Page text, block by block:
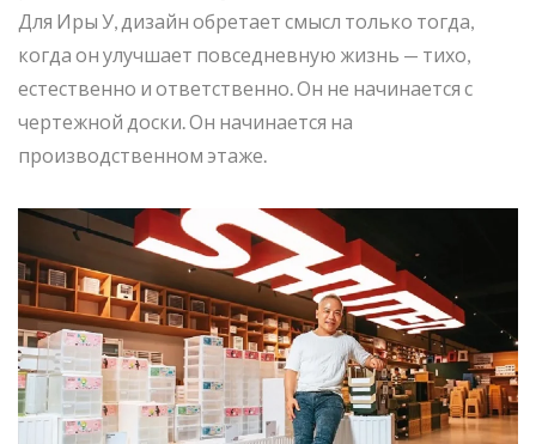
Для Иры У, дизайн обретает смысл только тогда,
когда он улучшает повседневную жизнь — тихо,
естественно и ответственно. Он не начинается с
чертежной доски. Он начинается на
производственном этаже.